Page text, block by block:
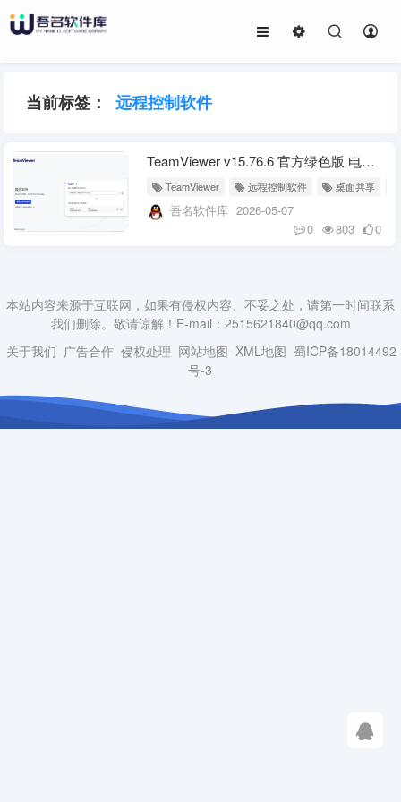
当前标签： 远程控制软件
TeamViewer v15.76.6 官方绿色版 电脑远程控制办公软件
TeamViewer 远程控制软件 桌面共享
吾名软件库 2026-05-07
0
803 0
本站内容来源于互联网，如果有侵权内容、不妥之处，请第一时间联系
我们删除。敬请谅解！E-mail：2515621840@qq.com
关于我们 广告合作 侵权处理 网站地图 XML地图 蜀ICP备18014492
号-3